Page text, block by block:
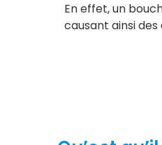
En effet, un
causant ainsi